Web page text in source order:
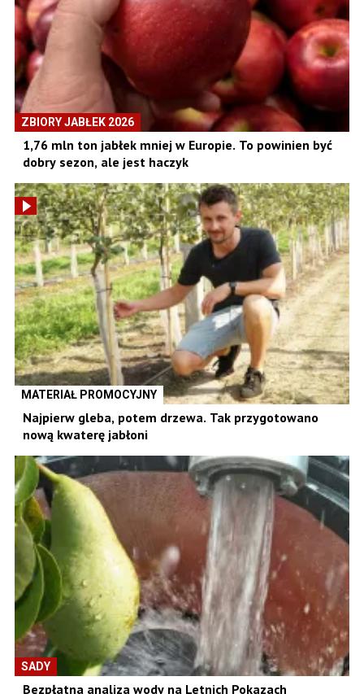
ZBIORY JABŁEK 2026
1,76 mln ton jabłek mniej w Europie. To powinien być
dobry sezon, ale jest haczyk
MATERIAŁ PROMOCYJNY
Najpierw gleba, potem drzewa. Tak przygotowano
nową kwaterę jabłoni
SADY
Bezpłatna analiza wody na Letnich Pokazach